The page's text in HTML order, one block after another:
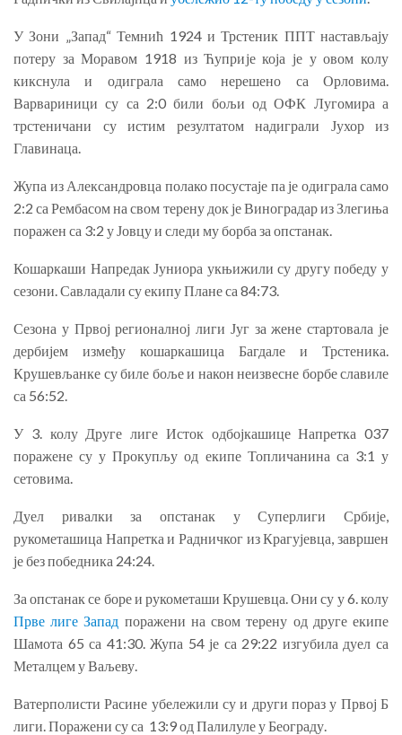
У Зони „Запад“ Темнић 1924 и Трстеник ППТ настављају
потеру за Моравом 1918 из Ћуприје која је у овом колу
кикснула и одиграла само нерешено са Орловима.
Варвариници су са 2:0 били бољи од ОФК Лугомира а
трстеничани су истим резултатом надиграли Јухор из
Главинаца.
Жупа из Александровца полако посустаје па је одиграла само
2:2 са Рембасом на свом терену док је Виноградар из Злегиња
поражен са 3:2 у Јовцу и следи му борба за опстанак.
Кошаркаши Напредак Јуниора укњижили су другу победу у
сезони. Савладали су екипу Плане са 84:73.
Сезона у Првој регионалној лиги Југ за жене стартовала је
дербијем између кошаркашица Багдале и Трстеника.
Крушевљанке су биле боље и након неизвесне борбе славиле
са 56:52.
У 3. колу Друге лиге Исток одбојкашице Напретка 037
поражене су у Прокупљу од екипе Топличанина са 3:1 у
сетовима.
Дуел ривалки за опстанак у Суперлиги Србије,
рукометашица Напретка и Радничког из Крагујевца, завршен
је без победника 24:24.
За опстанак се боре и рукометаши Крушевца. Они су у 6. колу
Прве лиге Запад поражени на свом терену од друге екипе
Шамота 65 са 41:30. Жупа 54 је са 29:22 изгубила дуел са
Металцем у Ваљеву.
Ватерполисти Расине убележили су и други пораз у Првој Б
лиги. Поражени су са 13:9 од Палилуле у Београду.